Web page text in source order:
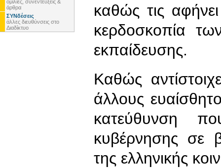
ομιλίες, συνεντεύξεις &
άρθρα
ΣΥΝδέσεις
άλλες διευθύνσεις στο
Διαδίκτυο
καθώς τις
κερδοσκοπία
εκπαίδευσης.
Καθώς
άλλους
κατεύθυνση
κυβέρνησης σε
της ελληνικής